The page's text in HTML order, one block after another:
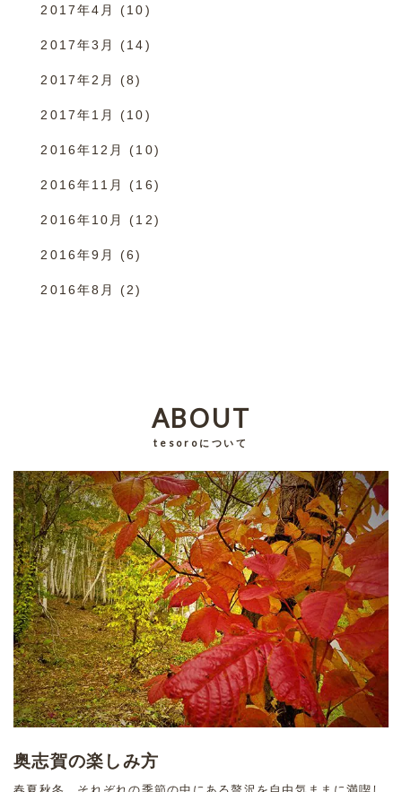
2017年4月 (10)
2017年3月 (14)
2017年2月 (8)
2017年1月 (10)
2016年12月 (10)
2016年11月 (16)
2016年10月 (12)
2016年9月 (6)
2016年8月 (2)
ABOUT
tesoroについて
奥志賀の楽しみ方